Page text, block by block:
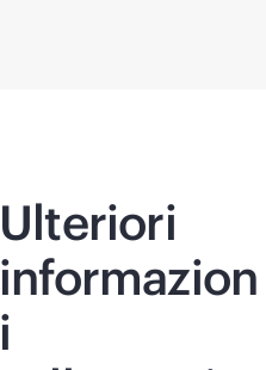
Ulteriori
informazion
i